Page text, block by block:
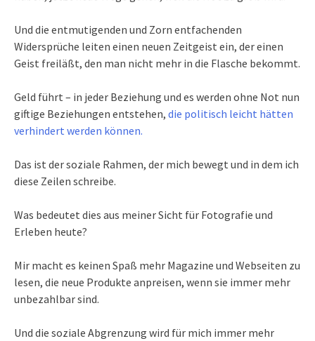
Und die entmutigenden und Zorn entfachenden
Widersprüche leiten einen neuen Zeitgeist ein, der einen
Geist freiläßt, den man nicht mehr in die Flasche bekommt.
Geld führt – in jeder Beziehung und es werden ohne Not nun
giftige Beziehungen entstehen, die politisch leicht hätten
verhindert werden können.
Das ist der soziale Rahmen, der mich bewegt und in dem ich
diese Zeilen schreibe.
Was bedeutet dies aus meiner Sicht für Fotografie und
Erleben heute?
Mir macht es keinen Spaß mehr Magazine und Webseiten zu
lesen, die neue Produkte anpreisen, wenn sie immer mehr
unbezahlbar sind.
Und die soziale Abgrenzung wird für mich immer mehr